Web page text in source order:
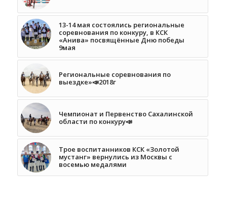
13-14 мая состоялись региональные
соревнования по конкуру, в КСК
«Анива» посвящённые Дню победы
9мая
Региональные соревнования по
выездке»📣2018г
Чемпионат и Первенство Сахалинской
области по конкуру📣
Трое воспитанников КСК «Золотой
мустанг» вернулись из Москвы с
восемью медалями